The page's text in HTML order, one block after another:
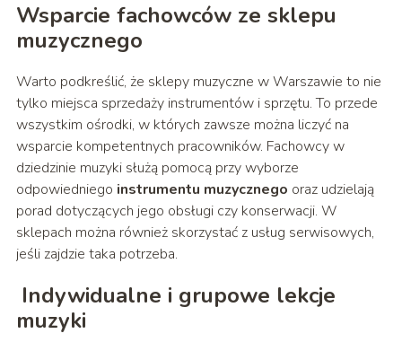
Wsparcie fachowców ze sklepu
muzycznego
Warto podkreślić, że sklepy muzyczne w Warszawie to nie
tylko miejsca sprzedaży instrumentów i sprzętu. To przede
wszystkim ośrodki, w których zawsze można liczyć na
wsparcie kompetentnych pracowników. Fachowcy w
dziedzinie muzyki służą pomocą przy wyborze
odpowiedniego instrumentu muzycznego oraz udzielają
porad dotyczących jego obsługi czy konserwacji. W
sklepach można również skorzystać z usług serwisowych,
jeśli zajdzie taka potrzeba.
Indywidualne i grupowe lekcje
muzyki